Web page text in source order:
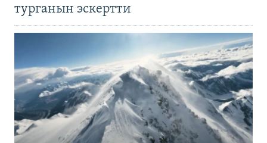
турганын эскертти